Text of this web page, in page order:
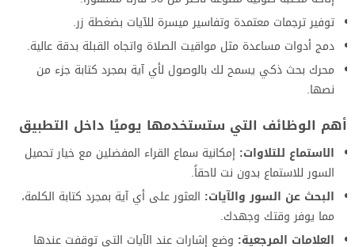
توفير ترجمات معتمدة وتفاسير ميسرة للآيات بضغطة زر.
دمج أدوات مساعدة مثل مواقيت الصلاة واتجاه القبلة بدقة عالية.
محرك بحث ذكي يسمح لك بالوصول لأي آية بمجرد كتابة جزء من
نصها.
أهم الوظائف التي ستستخدمها يوميًا داخل التطبيق
الاستماع للتلاوات: إمكانية سماع القراء المفضلين مع خيار تحميل
السور للاستماع بدون نت لاحقاً.
البحث عن السور والآيات: العثور على أي آية بمجرد كتابة الكلمة،
مما يوفر وقتك وجهدك.
العلامات المرجعية: وضع إشارات عند الآيات التي توقفت عندها